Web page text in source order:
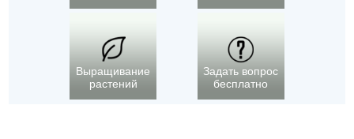
Выращивание
растений
Задать вопрос
бесплатно